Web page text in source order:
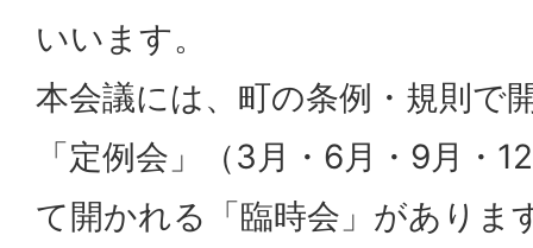
いいます。
本会議には、町の条例・規則で
「定例会」（3月・6月・9月・
て開かれる「臨時会」がありま